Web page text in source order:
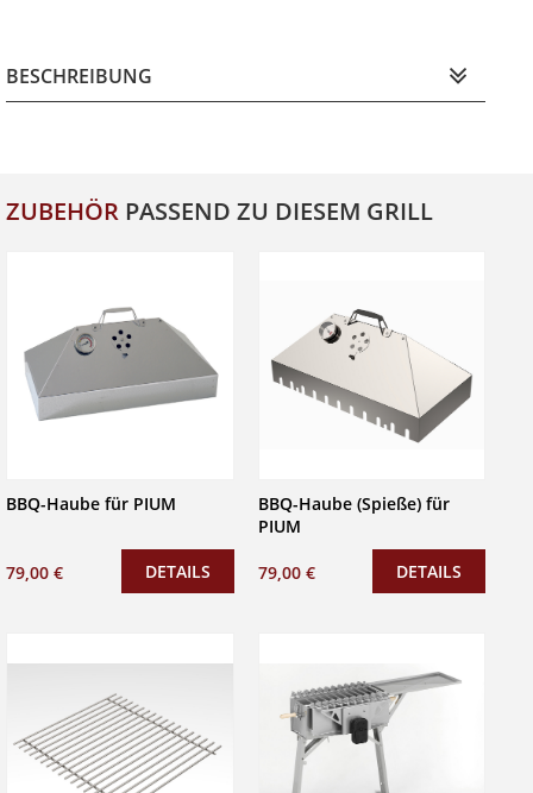
BESCHREIBUNG
ZUBEHÖR PASSEND ZU DIESEM GRILL
BBQ-Haube für PIUM
79,00 € DETAILS
BBQ-Haube (Spieße) für
PIUM
79,00 € DETAILS